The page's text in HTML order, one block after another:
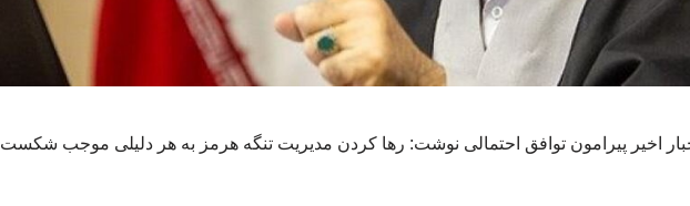
اخیر پیرامون توافق احتمالی نوشت: رها کردن مدیریت تنگه هرمز به هر دلیلی موجب شکست